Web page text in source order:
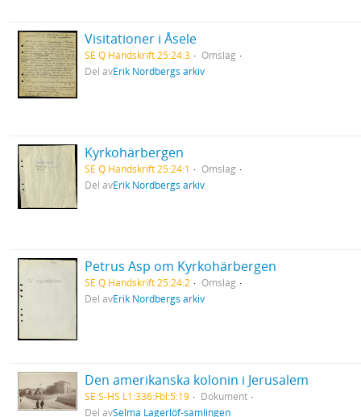
Visitationer i Åsele
SE Q Handskrift 25:24:3
Omslag
Del avErik Nordbergs arkiv
Kyrkohärbergen
SE Q Handskrift 25:24:1
Omslag
Del avErik Nordbergs arkiv
Petrus Asp om Kyrkohärbergen
SE Q Handskrift 25:24:2
Omslag
Del avErik Nordbergs arkiv
Den amerikanska kolonin i Jerusalem
SE S-HS L1:336:Fbl:5:19
Dokument
Del avSelma Lagerlöf-samlingen